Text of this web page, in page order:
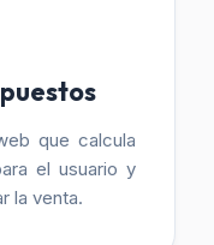
que calcula
el usuario y
la venta.